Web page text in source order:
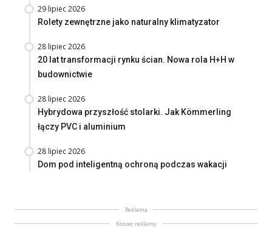
29 lipiec 2026
Rolety zewnętrzne jako naturalny klimatyzator
28 lipiec 2026
20 lat transformacji rynku ścian. Nowa rola H+H w
budownictwie
28 lipiec 2026
Hybrydowa przyszłość stolarki. Jak Kömmerling
łączy PVC i aluminium
28 lipiec 2026
Dom pod inteligentną ochroną podczas wakacji
Reklama
Koniec reklamy